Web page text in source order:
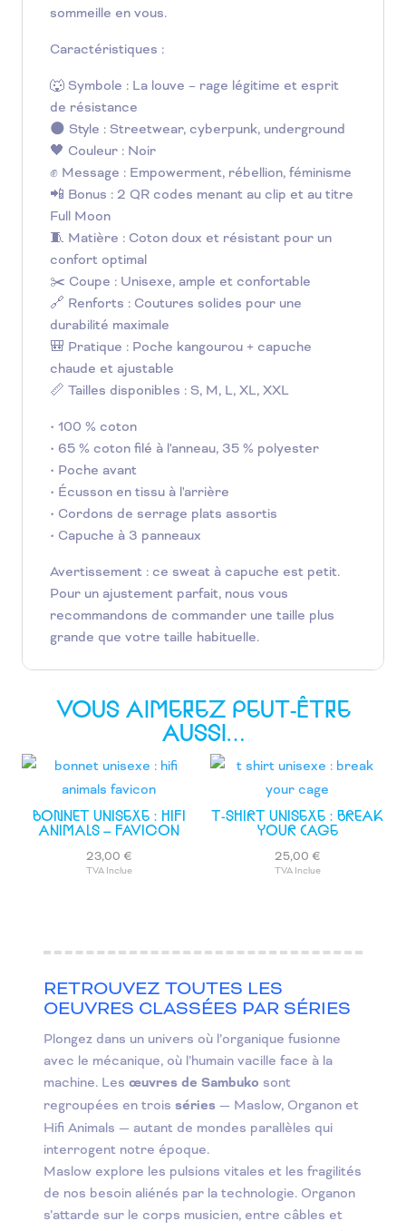
sommeille en vous.
Caractéristiques :
🐺 Symbole : La louve – rage légitime et esprit
de résistance
🌑 Style : Streetwear, cyberpunk, underground
🖤 Couleur : Noir
✊ Message : Empowerment, rébellion, féminisme
📲 Bonus : 2 QR codes menant au clip et au titre
Full Moon
🧵 Matière : Coton doux et résistant pour un
confort optimal
✂️ Coupe : Unisexe, ample et confortable
🔗 Renforts : Coutures solides pour une
durabilité maximale
🎒 Pratique : Poche kangourou + capuche
chaude et ajustable
📏 Tailles disponibles : S, M, L, XL, XXL
• 100 % coton
• 65 % coton filé à l'anneau, 35 % polyester
• Poche avant
• Écusson en tissu à l'arrière
• Cordons de serrage plats assortis
• Capuche à 3 panneaux
Avertissement : ce sweat à capuche est petit.
Pour un ajustement parfait, nous vous
recommandons de commander une taille plus
grande que votre taille habituelle.
VOUS AIMEREZ PEUT-ÊTRE
AUSSI…
BONNET UNISEXE : HIFI
ANIMALS – FAVICON
23,00 €
TVA Inclue
T-SHIRT UNISEXE : BREAK
YOUR CAGE
25,00 €
TVA Inclue
RETROUVEZ TOUTES LES
OEUVRES CLASSÉES PAR SÉRIES
Plongez dans un univers où l’organique fusionne
avec le mécanique, où l’humain vacille face à la
machine. Les œuvres de Sambuko sont
regroupées en trois séries — Maslow, Organon et
Hifi Animals — autant de mondes parallèles qui
interrogent notre époque.
Maslow explore les pulsions vitales et les fragilités
de nos besoin aliénés par la technologie. Organon
s’attarde sur le corps musicien, entre câbles et